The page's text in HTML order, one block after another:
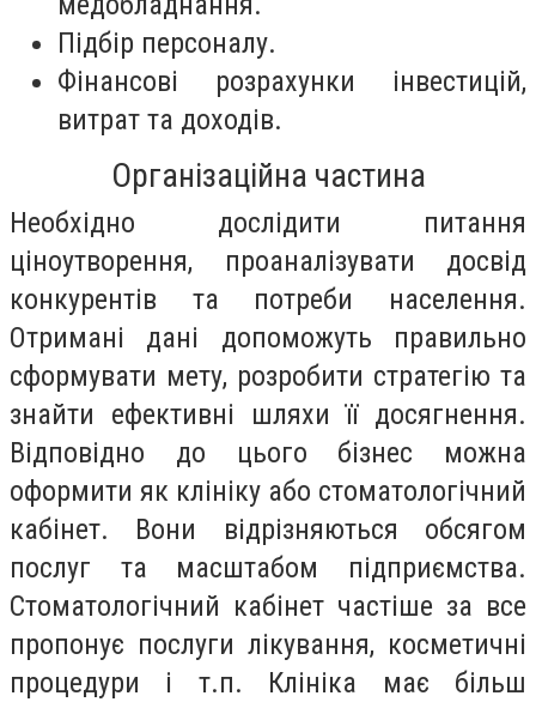
Підбір персоналу.
Фінансові розрахунки інвестицій,
витрат та доходів.
Організаційна частина
Необхідно дослідити питання
ціноутворення, проаналізувати досвід
конкурентів та потреби населення.
Отримані дані допоможуть правильно
сформувати мету, розробити стратегію та
знайти ефективні шляхи її досягнення.
Відповідно до цього бізнес можна
оформити як клініку або стоматологічний
кабінет. Вони відрізняються обсягом
послуг та масштабом підприємства.
Стоматологічний кабінет частіше за все
пропонує послуги лікування, косметичні
процедури і т.п. Клініка має більш